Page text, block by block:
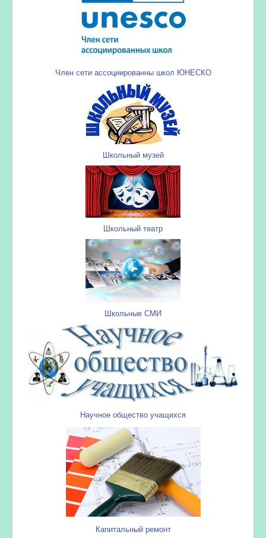
Член сети ассоциированны школ ЮНЕСКО
Школьный музей
Школьный театр
Школьные СМИ
Научное общество учащихся
Капитальный ремонт